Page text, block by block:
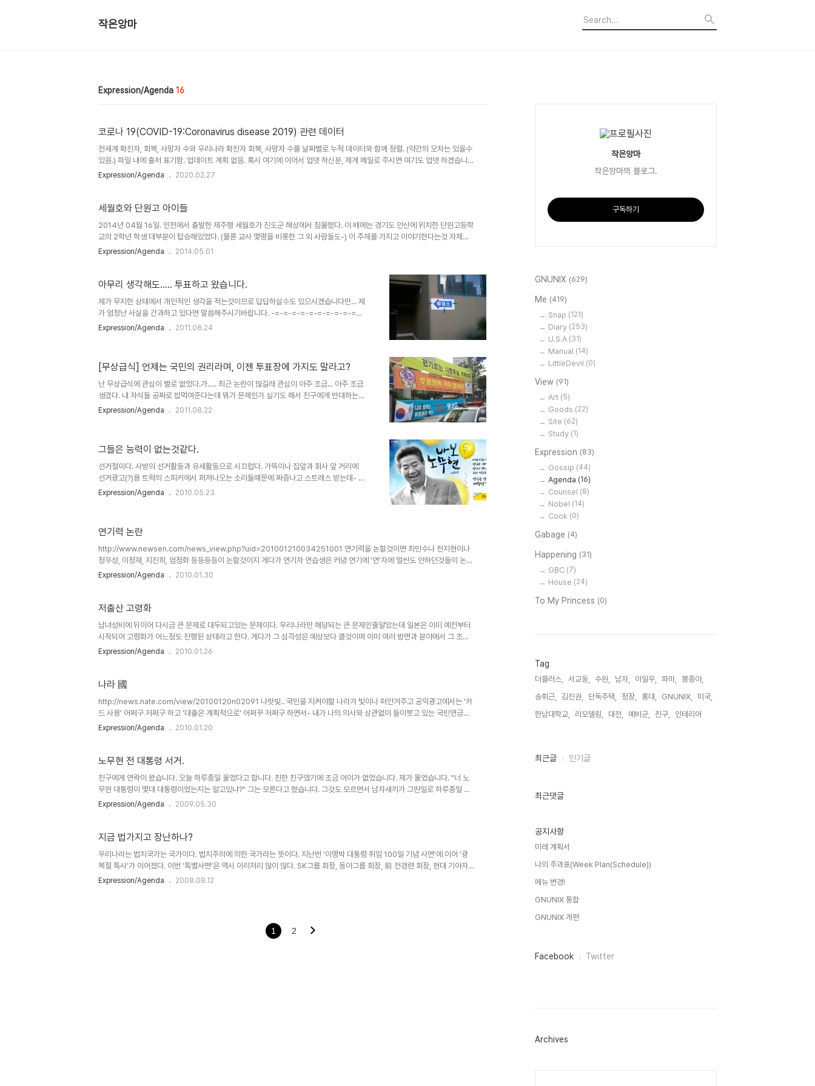
작은앙마
Expression/Agenda 16
코로나 19(COVID-19:Coronavirus disease 2019) 관련 데이터
전세계 확진자, 회복, 사망자 수와 우리나라 확진자 회복, 사망자 수를 날짜별로 누적 데이터와 함께 정렬. (약간의 오차는 있을수
있음.) 파일 내에 출처 표기함. 업데이트 계획 없음. 혹시 여기에 이어서 업뎃 하신분, 제게 메일로 주시면 여기도 업뎃 하겠습니
다. 추가. 20200303 추가 업데이트하였습니다. 또. 20200308 날짜로 업데이트 되었습니다. 일부 종식 데이터로 수정됨.(아
Expression/Agenda 2020.02.27
세월호와 단원고 아이들
2014년 04월 16일. 인천에서 출발한 제주행 세월호가 진도군 해상에서 침몰했다. 이 배에는 경기도 안산에 위치한 단원고등학
교의 2학년 학생 대부분이 탑승해있었다. (물론 교사 몇명을 비롯한 그 외 사람들도-) 이 주제를 가지고 이야기한다는것 자체가
참 위험한 행동이다. 요즘 이 주제는 참으로 뜨거운 감자이다. 사방에서 말도 많고 그 말에 대해서도 말이 참 많고, 눈살 찌뿌려지
한 이야기가 아니다. 여러 미디어들에 대한 이야기도 아니다. 물론 정말 비극에 가까..
Expression/Agenda 2014.05.01
아무리 생각해도..... 투표하고 왔습니다.
제가 무지한 상태에서 개인적인 생각을 적는것이므로 답답하실수도 있으시겠습니다만... 제
가 엄청난 사실을 간과하고 있다면 말씀해주시기바랍니다. -=-=-=-=-=-=-=-=-=-=-
=-=-=-=-=-=[사실]=-=-=-=-=-=-=-=-=-=-=-=-=-=-=-=-=- 2011년 08월 24
서울시 교육감의 일방적 무상급식 조례 통과 사태. 무상급식을 위해 서울시 사업 예산 220
개 삭감, 전면 무상급식은 세금폭탄이 될 것. 단계적..
Expression/Agenda 2011.08.24
[무상급식] 언제는 국민의 권리라며, 이젠 투표장에 가지도 말라고?
난 무상급식에 관심이 별로 없었다.가..... 최근 논란이 많길래 관심이 아주 조금... 아주 조금
생겼다. 내 자식들 공짜로 밥먹여준다는데 뭐가 문제인가 싶기도 해서 친구에게 반대하는
사람들은 무엇을 왜 반대하냐고 물어봤더니... 내친구도 관심 없더라;;;;; 아무튼!!! 어제까지
해야 할 도리' 라고 한적이 언제던가- 이제와서 '국회의원'이라는 사람들이 솔선수범하여
돈들여가며 '투표장에 가지맙시다', '투표 거부하자'라는 말을 광고하..
Expression/Agenda 2011.08.22
그들은 능력이 없는것같다.
선거철이다. 사방의 선거활동과 유세활동으로 시끄럽다. 가뜩이나 집앞과 회사 앞 거리에
선거광고(?)용 트럭의 스피커에서 퍼져나오는 소리들때문에 짜증나고 스트레스 받는데- 더
아쉽고 안타까운것은 또 있다. 길을 걷다가 선거 유세포스터나 차량에 도색된 한 후보자의
고만 수집되게 되었다. 물론 다른 당에서도 이러한 광고들이 많이 있지만, 그래도 민주당에
서 제일 많이 하고 있다는 것은 어쩔수 없는 사실이다. 내가 보기에 아무래도 그들은 능력이
부족한것..
Expression/Agenda 2010.05.23
연기력 논란
http://www.newsen.com/news_view.php?uid=201001210034251001 연기력을 논할것이면 최민수나 전지현이나
정우성, 이정재, 지진희, 엄정화 등등등등이 논할것이지 게다가 연기자 연습생은 커녕 연기에 '연'자에 얼씬도 안하던것들이 논리
력을 논하고 난리니... 최근 이다해님의 연기력 논란에 시끄럽다. 이런 기사가 날때마다 난 그들이 대체 드라마나 영화를 보려고
는 살짝 다른측면으로 보고 이해해야하는것이 `예술`아닌가. 난 저 위..
Expression/Agenda 2010.01.30
저출산 고령화
남녀성비에 뒤이어 다시금 큰 문제로 대두되고있는 문제이다. 우리나라만 해당되는 큰 문제인줄알았는데 일본은 이미 예전부터
시작되어 고령화가 어느정도 진행된 상태라고 한다. 게다가 그 심각성은 예상보다 클것이며 이미 여러 방면과 분야에서 그 조사
와 연구가 이루어지고 있다고... (도서 `텅빈 요람` 줄거리 참고.)
모 병원에서는 노인 환자가 50%를 넘어섰다고 한다.. 노인들을 위한 상품이 판을 칠테고 노인들을 위한 상품과..
Expression/Agenda 2010.01.26
나라 國
http://news.nate.com/view/20100120n02091 나랏빚.. 국민을 지켜야할 나라가 빛이나 떠안겨주고 공익광고에서는 '카
드 사용' 어쩌구 저쩌구 하고 '대출은 계획적으로' 어쩌꾸 저쩌구 하면서- 내가 나의 의사와 상관없이 들이붓고 있는 국민연금이
나를위한것보다 내 아래 아이들을 위해 훨씬 많이 쓰인다는것. 나라가 저 빚들을 못갚으면 결국 내가 갚아야하는것인가 아닌가
Expression/Agenda 2010.01.20
노무현 전 대통령 서거.
친구에게 연락이 왔습니다. 오늘 하루종일 울었다고 합니다. 친한 친구였기에 조금 어이가 없었습니다. 제가 물었습니다. "너 노
무현 대통령이 몇대 대통령이었는지는 알고있냐?" 그는 모른다고 했습니다. 그것도 모르면서 남자새끼가 그딴일로 하루종일 쳐
울고 있냐고 했습니다. (남자끼리의 대화는 조금 거칠곤 합니다 ^^;;) 그러자 그 친구가 제게 묻습니다 "그러는 너는 노무현 대통
제가 여기 글을 쓰는 주된 주제는 '저기 종로쪽에 모인 사람들'입니다. 저분들중에 ..
Expression/Agenda 2009.05.30
지금 법가지고 장난하나?
우리나라는 법치국가는 국가이다. 법치주의에 의한 국가라는 뜻이다. 지난번 '이명박 대통령 취임 100일 기념 사면'에 이어 '광
복절 특사'가 이어졌다. 이번 '특별사면'은 역시 이리저리 많이 많다. SK그룹 회장, 동아그룹 회장, 前 전경련 회장, 현대 기아자
동차 회장, 한화 회장, 前 대한 체육회 회장등등! 거물급은 앵간히 다 들어가 있네- 이거이 머 얼마나 지났다고 요러시는가-
Expression/Agenda 2008.08.12
1 2
작은앙마
작은앙마의 블로그.
구독하기
GNUNIX (629)
Me (419)
Snap (121)
Diary (253)
U.S.A (31)
Manual (14)
LittleDevil (0)
View (91)
Art (5)
Goods (22)
Site (62)
Study (1)
Expression (83)
Gossip (44)
Agenda (16)
Counsel (8)
Nobel (14)
Cook (0)
Gabage (4)
Happening (31)
GBC (7)
House (24)
To My Princess (0)
Tag
더플러스, 서교동, 수원, 남자, 이일우, 파마,
봉종아,
송휘근,
김진권, 단독주택, 정장, 홍대, GNUNIX,
미국,
한남대학교,
리모델링, 대전, 예비군, 친구, 인테리어,
최
인
최근글 인기글
최근댓글
공지사항
미래 계획서
나의 주과표(Week Plan(Schedule))
메뉴 변경!
GNUNIX 통합
GNUNIX 개편
페
그
Facebook Twitter
Archives